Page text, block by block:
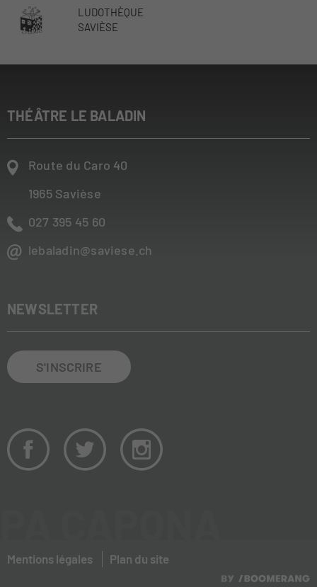
LUDOTHÈQUE
SAVIÈSE
THÉÂTRE LE BALADIN
Route du Caro 40
1965 Savièse
027 395 45 60
lebaladin@saviese.ch
NEWSLETTER
S'INSCRIRE
Mentions légales Plan du site